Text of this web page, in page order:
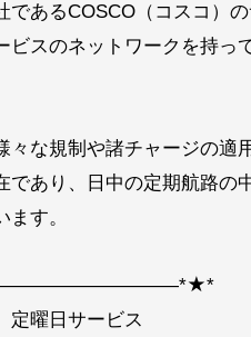
であるCOSCO（コスコ）
ビスのネットワークを持っ
々な規制や諸チャージの適
であり、日中の定期航路
す。
曜日サービス